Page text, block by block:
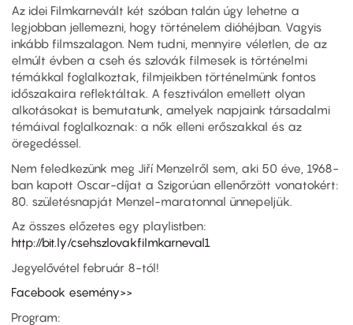
Az idei Filmkarnevált két szóban talán úgy lehetne a
legjobban jellemezni, hogy történelem dióhéjban. Vagyis
inkább filmszalagon. Nem tudni, mennyire véletlen, de az
elmúlt évben a cseh és szlovák filmesek is történelmi
témákkal foglalkoztak, filmjeikben történelmünk fontos
időszakaira reflektáltak. A fesztiválon emellett olyan
alkotásokat is bemutatunk, amelyek napjaink társadalmi
témáival foglalkoznak: a nők elleni erőszakkal és az
öregedéssel.
Nem feledkezünk meg Jiří Menzelről sem, aki 50 éve, 1968-
ban kapott Oscar-díjat a Szigorúan ellenőrzött vonatokért:
80. születésnapját Menzel-maratonnal ünnepeljük.
Az összes előzetes egy playlistben:
http://bit.ly/csehszlovakfilmkarneval1
Jegyelővétel február 8-tól!
Facebook esemény>>
Program: